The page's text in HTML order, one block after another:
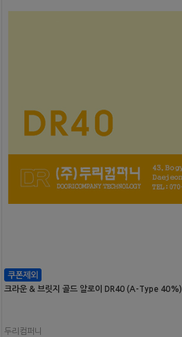
크라운 & 브릿지 골드 알로이 DR40 (A-Type 40%)
두리컴퍼니